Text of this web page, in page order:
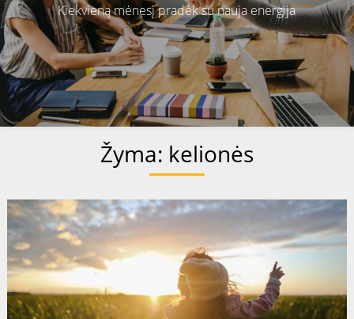
Kiekvieną mėnesį pradėk su nauja energija
Žyma: kelionės